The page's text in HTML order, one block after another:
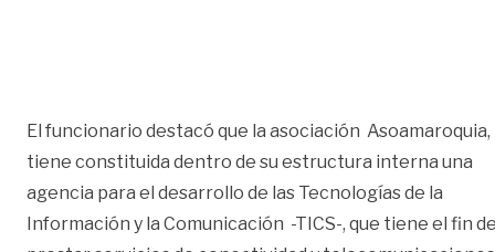
El funcionario destacó que la asociación Asoamaroquia,
tiene constituida dentro de su estructura interna una
agencia para el desarrollo de las Tecnologías de la
Información y la Comunicación -TICS-, que tiene el fin